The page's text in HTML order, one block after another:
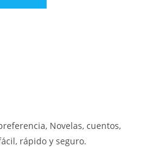
Novelas, cuentos,
rápido y seguro.